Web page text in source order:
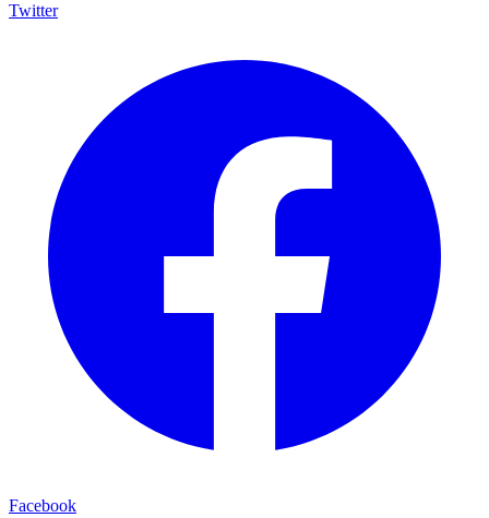
Twitter
Facebook